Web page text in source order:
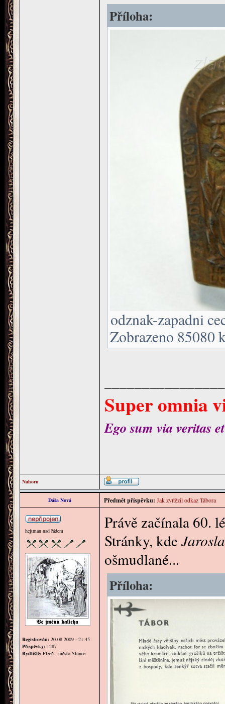
Příloha:
odznak-zapadni
Zobrazeno 85080
Super omnia
Ego sum via veritas
Nahoru
Dáša Nová Předmět příspěvku: Jak zvítězil odkaz Tábora
hejtman nad řádem
Registrován: 20.08.2009 - 21:45
Příspěvky: 1287
Bydliště: Plzeň - město Slunce
Právě začínala 60.
Stránky, kde
ošmudlané...
Příloha: